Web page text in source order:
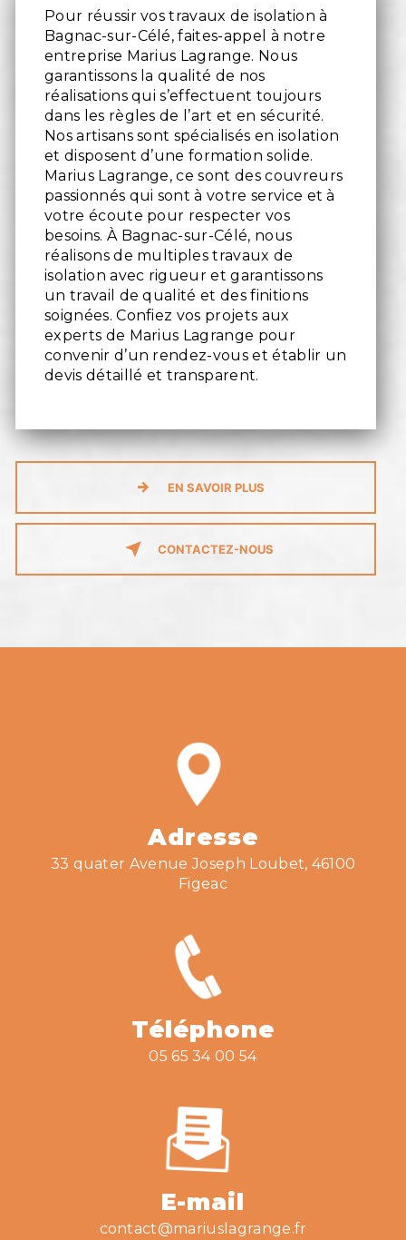
Pour réussir vos travaux de isolation à
Bagnac-sur-Célé, faites-appel à notre
entreprise Marius Lagrange. Nous
garantissons la qualité de nos
réalisations qui s’effectuent toujours
dans les règles de l’art et en sécurité.
Nos artisans sont spécialisés en isolation
et disposent d’une formation solide.
Marius Lagrange, ce sont des couvreurs
passionnés qui sont à votre service et à
votre écoute pour respecter vos
besoins. À Bagnac-sur-Célé, nous
réalisons de multiples travaux de
isolation avec rigueur et garantissons
un travail de qualité et des finitions
soignées. Confiez vos projets aux
experts de Marius Lagrange pour
convenir d’un rendez-vous et établir un
devis détaillé et transparent.
EN SAVOIR PLUS
CONTACTEZ-NOUS
Adresse
33 quater Avenue Joseph Loubet, 46100
Figeac
Téléphone
05 65 34 00 54
E-mail
contact@mariuslagrange.fr